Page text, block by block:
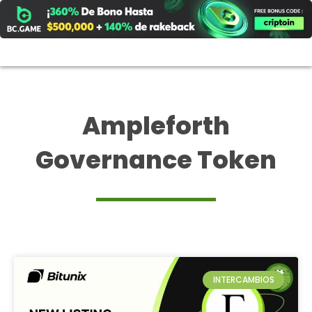
al
contenido
Ampleforth
Governance Token
INTERCAMBIOS